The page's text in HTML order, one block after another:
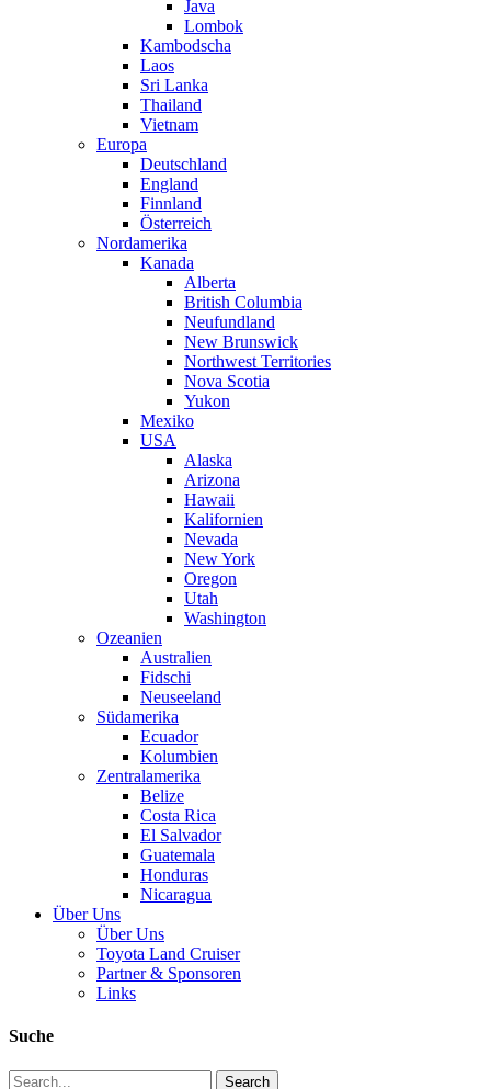
Java
Lombok
Kambodscha
Laos
Sri Lanka
Thailand
Vietnam
Europa
Deutschland
England
Finnland
Österreich
Nordamerika
Kanada
Alberta
British Columbia
Neufundland
New Brunswick
Northwest Territories
Nova Scotia
Yukon
Mexiko
USA
Alaska
Arizona
Hawaii
Kalifornien
Nevada
New York
Oregon
Utah
Washington
Ozeanien
Australien
Fidschi
Neuseeland
Südamerika
Ecuador
Kolumbien
Zentralamerika
Belize
Costa Rica
El Salvador
Guatemala
Honduras
Nicaragua
Über Uns
Über Uns
Toyota Land Cruiser
Partner & Sponsoren
Links
Suche